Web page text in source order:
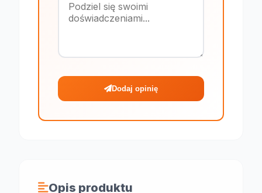
Dodaj opinię
Opis produktu